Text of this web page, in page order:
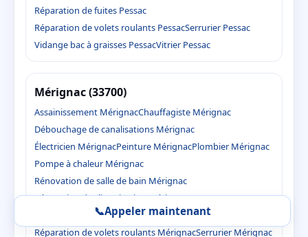
Réparation de fuites Pessac
Réparation de volets roulants PessacSerrurier Pessac
Vidange bac à graisses PessacVitrier Pessac
Mérignac (33700)
Assainissement MérignacChauffagiste Mérignac
Débouchage de canalisations Mérignac
Électricien MérignacPeinture MérignacPlombier Mérignac
Pompe à chaleur Mérignac
Rénovation de salle de bain Mérignac
Réparation de climatisation Mérignac
Réparation de fuites Mérignac
Réparation de volets roulants MérignacSerrurier Mérignac
📞Appeler maintenant